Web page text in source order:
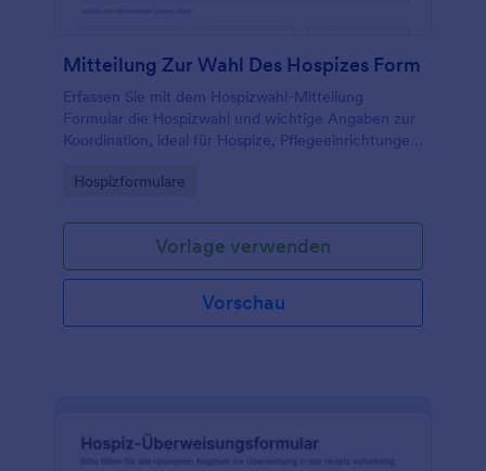
Mitteilung Zur Wahl Des Hospizes Form
Erfassen Sie mit dem Hospizwahl-Mitteilung
Formular die Hospizwahl und wichtige Angaben zur
Koordination, ideal für Hospize, Pflegeeinrichtungen
über Jotform nutzen möchten.
Go to Category:
Hospizformulare
Vorlage verwenden
Vorschau